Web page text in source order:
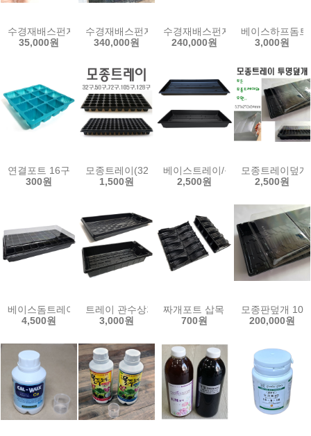
수경재배스펀지10장 새싹 스마트팜 씨앗 파종 모종 식물 발아용 사각
35,000원
수경재배스펀지100판 22,000셀 파종스펀지 모종재
340,000원
수경재배스펀지 홀 60판 1box 스
240,000원
베이스하프돔
3,000원
연결포트 16구 25구 36구 흰색 검정 모종판 육묘판 모종 트레이 하프돔
300원
모종트레이(32구~128구)/모종판/0.8T/육묘판/모종
1,500원
베이스트레이/육묘재배용/수경재
2,500원
모종트레이덮
2,500원
베이스돔트레이/베이스트레이+투명덮개 모종판덥개 물받이 육묘판
4,500원
트레이 관수상자 wc-m 모종판 모종트레이 물받이
3,000원
짜개포트 삽목 모종포트 관수상
700원
모종판덮개
200,000원